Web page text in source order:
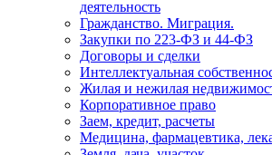
деятельность
Гражданство. Миграция.
Закупки по 223-ФЗ и 44-ФЗ
Договоры и сделки
Интеллектуальная
Жилая и нежилая
Корпоративное право
Заем, кредит, расчеты
Медицина, фармацевтика,